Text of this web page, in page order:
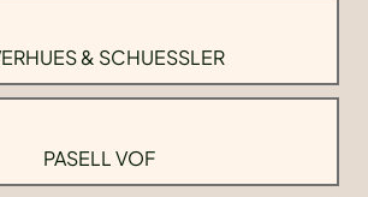
& SCHUESSLER
PASELL VOF